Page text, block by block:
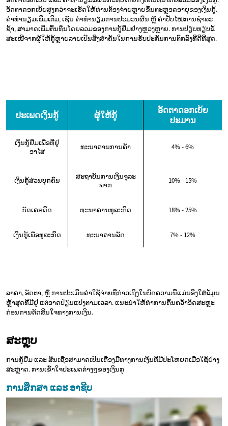
ອັດຕາດອກເບ້ຍສູງກວ່າຈະເຮັດໃຫ້ທ່ານຕ້ອງຈ່າຍຫຼາຍຂຶ້ນຕະຫຼອດອາຍຸຂອງເງິນກູ້.
ຄ່າທຳນຽມເພີ່ມເຕີມ, ເຊັ່ນ ຄ່າທຳນຽມການປະມວນຜົນ ຫຼື ຄ່າປັບໄໝການຊຳລະ
ຊ້າ, ສາມາດເພີ່ມຕົ້ນທຶນໂດຍລວມຂອງການກູ້ຢືມຢ່າງຫຼວງຫຼາຍ. ການປຽບທຽບຂໍ້
ສະເໜີຈາກຜູ້ໃຫ້ກູ້ຫຼາຍລາຍເປັນສິ່ງສຳຄັນໃນການຮັບປະກັນການຕົກລົງທີ່ດີທີ່ສຸດ.
ປະເພດເງິນກູ້ ຜູ້ໃຫ້ກູ້
ອັດຕາດອກເບ້ຍ
ປະມານ
ເງິນກູ້ຢືມເພື່ອທີ່ຢູ່
ອາໄສ
ທະນາຄານການຄ້າ 4% - 6%
ເງິນກູ້ສ່ວນບຸກຄົນ
ສະຖາບັນການເງິນຈຸລະ
ພາກ
10% - 15%
ບັດເຄຣດິດ ທະນາຄານທຸລະກິດ 18% - 25%
ເງິນກູ້ເພື່ອທຸລະກິດ ທະນາຄານລັດ 7% - 12%
ລາຄາ, ອັດຕາ, ຫຼື ການປະເມີນຄ່າໃຊ້ຈ່າຍທີ່ກ່າວເຖິງໃນບົດຄວາມນີ້ແມ່ນອີງໃສ່ຂໍ້ມູນ
ຫຼ້າສຸດທີ່ມີຢູ່ ແຕ່ອາດປ່ຽນແປງຕາມເວລາ. ແນະນຳໃຫ້ທຳການຄົ້ນຄວ້າອິດສະຫຼະ
ກ່ອນການຕັດສິນໃຈທາງການເງິນ.
ສະຫຼຸບ
ການກູ້ຢືມ ແລະ ສິນເຊື່ອສາມາດເປັນເຄື່ອງມືທາງການເງິນທີ່ມີປະໂຫຍດເມື່ອໃຊ້ຢ່າງ
ສະຫຼາດ. ການເຂົ້າໃຈປະເພດຕ່າງໆຂອງເງິນກູ
ການສຶກສາ ແລະ ອາຊີບ